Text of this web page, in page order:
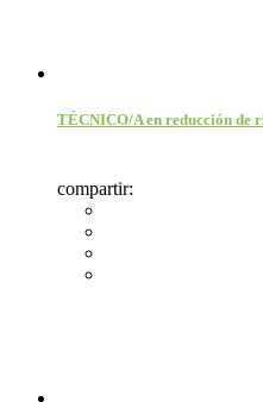
TÉCNICO/A en reducción de
compartir: